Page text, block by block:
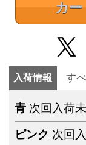
カ
入荷情報 す
青 次回入荷
ピンク 次回